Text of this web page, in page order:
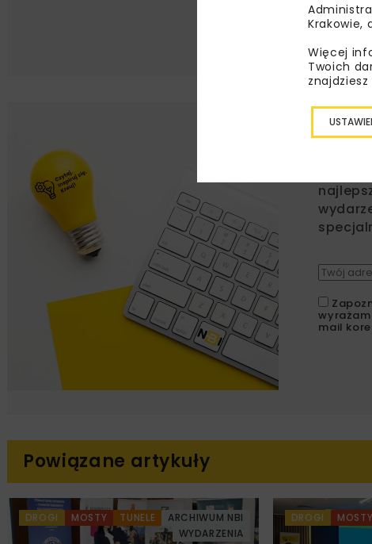
mail
Powiązane artykuły
DROGI MOSTY TUNELE
ARCHIWUM NBI
WYDARZENIA
DROGI MOSTY
Krakowie,
Więcej
Twoich